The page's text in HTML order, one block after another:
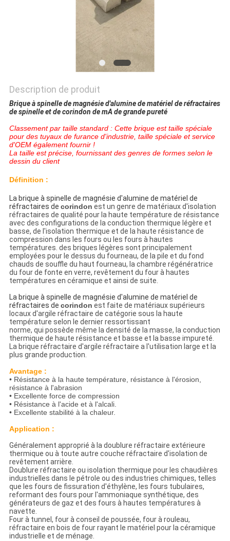
DE
CONFIDENTIALITÉ
Description de produit
Brique à spinelle de magnésie d'alumine de matériel de réfractaires
de spinelle et de corindon de mA de grande pureté
Classement par taille standard : Cette brique est taille spéciale
pour des tuyaux de furance d'industrie, taille spéciale et service
d'OEM également fournir !
La taille est précise, fournissant des genres de formes selon le
dessin du client
Définition :
La brique à spinelle de magnésie d'alumine de matériel de
réfractaires de corindon est un genre de matériaux d'isolation
réfractaires de qualité pour la haute température de résistance
avec des configurations de laconduction thermique légère et
basse, de l'isolation thermique et de la haute résistance de
compression dans les fours ou les fours à hautes
températures. des briques légères sont principalement
employées pour le dessus du fourneau, de la pile et du fond
chauds de souffle du haut fourneau, la chambre régénératrice
du four de fonte en verre, revêtement du four à hautes
températures en céramique et ainsi de suite.
La brique à spinelle de magnésie d'alumine de matériel de
réfractaires de corindon est faite de matériaux supérieurs
locaux d'argile réfractaire de catégorie sous la haute
température selon le dernier ressortissant
norme, qui possède même la densité de la masse, la conduction
thermique de haute résistance et basse et la basse impureté.
La brique réfractaire d'argile réfractaire a l'utilisation large et la
plus grande production.
Avantage :
• Résistance à la haute température, résistance à l'érosion,
résistance à l'abrasion
• Excellente force de compression
• Résistance à l'acide et à l'alcali.
• Excellente stabilité à la chaleur.
Application :
Généralement approprié à la doublure réfractaire extérieure
thermique ou à toute autre couche réfractaire d'isolation de
revêtement arrière.
Doublure réfractaire ou isolation thermique pour les chaudières
industrielles dans le pétrole ou des industries chimiques, telles
que les fours de fissuration d'éthylène, les fours tubulaires,
reformant des fours pour l'ammoniaque synthétique, des
générateurs de gaz et des fours à hautes températures à
navette.
Four à tunnel, four à conseil de poussée, four à rouleau,
réfractaire en bois de four rayant le matériel pour la céramique
industrielle et de ménage.